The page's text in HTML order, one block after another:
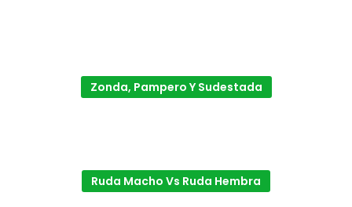
Zonda, Pampero Y Sudestada
Ruda Macho Vs Ruda Hembra